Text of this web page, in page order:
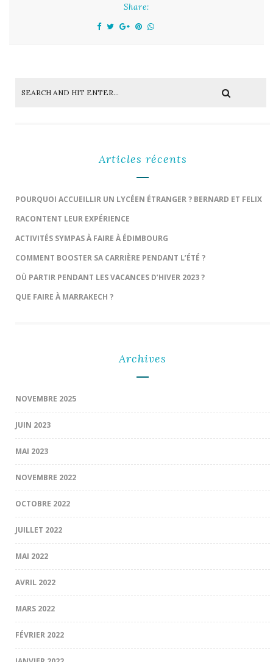
Share:
Articles récents
POURQUOI ACCUEILLIR UN LYCÉEN ÉTRANGER ? BERNARD ET FELIX
RACONTENT LEUR EXPÉRIENCE
ACTIVITÉS SYMPAS À FAIRE À ÉDIMBOURG
COMMENT BOOSTER SA CARRIÈRE PENDANT L’ÉTÉ ?
OÙ PARTIR PENDANT LES VACANCES D’HIVER 2023 ?
QUE FAIRE À MARRAKECH ?
Archives
NOVEMBRE 2025
JUIN 2023
MAI 2023
NOVEMBRE 2022
OCTOBRE 2022
JUILLET 2022
MAI 2022
AVRIL 2022
MARS 2022
FÉVRIER 2022